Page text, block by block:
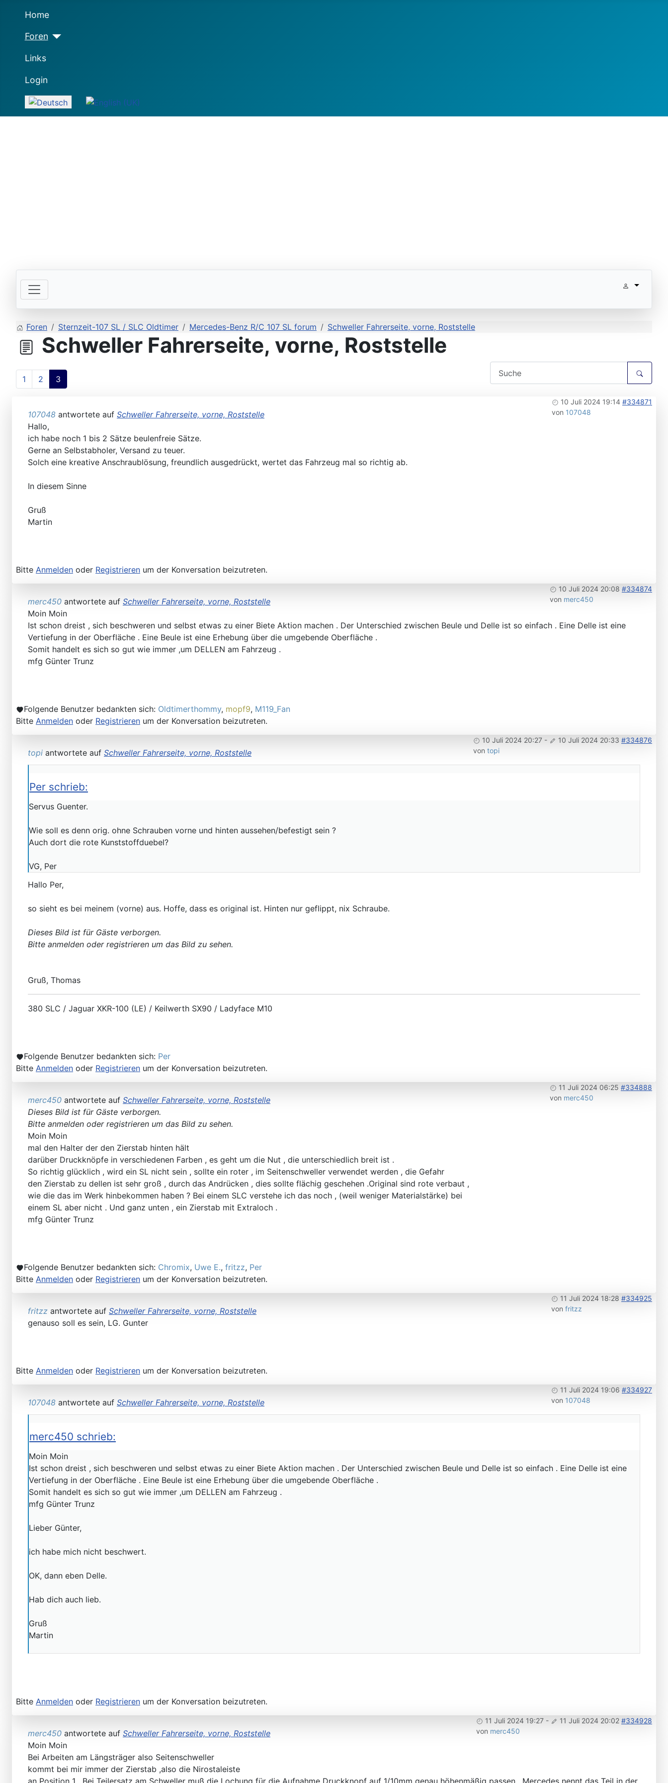
Home
Foren
Links
Login
Sprache auswählen
Workshops 2026 - Hzg & Klima 16.5. Erlangen, D-, KA-, KE-Jetronic über Jetronic.org
Workshop Manual in der SLpedia - leider nur in Englisch
107-Zahlen
Werkstatt Artikel
107er Technik
SL und SLC in jeder Farbe sehen
Find experts around MB 107 SL / SLC
Foren Sternzeit-107 SL / SLC Oldtimer Mercedes-Benz R/C 107 SL forum Schweller Fahrerseite, vorne, Roststelle
Schweller Fahrerseite, vorne, Roststelle
1 2 3
10 Juli 2024 19:14 #334871
von 107048
107048 antwortete auf Schweller Fahrerseite, vorne, Roststelle
Hallo,
ich habe noch 1 bis 2 Sätze beulenfreie Sätze.
Gerne an Selbstabholer, Versand zu teuer.
Solch eine kreative Anschraublösung, freundlich ausgedrückt, wertet das Fahrzeug mal so richtig ab.
In diesem Sinne
Gruß
Martin
Bitte Anmelden oder Registrieren um der Konversation beizutreten.
10 Juli 2024 20:08 #334874
von merc450
merc450 antwortete auf Schweller Fahrerseite, vorne, Roststelle
Moin Moin
Ist schon dreist , sich beschweren und selbst etwas zu einer Biete Aktion machen . Der Unterschied zwischen Beule und Delle ist so einfach . Eine Delle ist eine
Vertiefung in der Oberfläche . Eine Beule ist eine Erhebung über die umgebende Oberfläche .
Somit handelt es sich so gut wie immer ,um DELLEN am Fahrzeug .
mfg Günter Trunz
Folgende Benutzer bedankten sich: Oldtimerthommy, mopf9, M119_Fan
Bitte Anmelden oder Registrieren um der Konversation beizutreten.
10 Juli 2024 20:27 - 10 Juli 2024 20:33 #334876
von topi
topi antwortete auf Schweller Fahrerseite, vorne, Roststelle
Per schrieb:
Servus Guenter.
Wie soll es denn orig. ohne Schrauben vorne und hinten aussehen/befestigt sein ?
Auch dort die rote Kunststoffduebel?
VG, Per
Hallo Per,
so sieht es bei meinem (vorne) aus. Hoffe, dass es original ist. Hinten nur geflippt, nix Schraube.
Dieses Bild ist für Gäste verborgen.
Bitte anmelden oder registrieren um das Bild zu sehen.
Gruß, Thomas
380 SLC / Jaguar XKR-100 (LE) / Keilwerth SX90 / Ladyface M10
Folgende Benutzer bedankten sich: Per
Bitte Anmelden oder Registrieren um der Konversation beizutreten.
11 Juli 2024 06:25 #334888
von merc450
merc450 antwortete auf Schweller Fahrerseite, vorne, Roststelle
Dieses Bild ist für Gäste verborgen.
Bitte anmelden oder registrieren um das Bild zu sehen.
Moin Moin
mal den Halter der den Zierstab hinten hält
darüber Druckknöpfe in verschiedenen Farben , es geht um die Nut , die unterschiedlich breit ist .
So richtig glücklich , wird ein SL nicht sein , sollte ein roter , im Seitenschweller verwendet werden , die Gefahr
den Zierstab zu dellen ist sehr groß , durch das Andrücken , dies sollte flächig geschehen .Original sind rote verbaut ,
wie die das im Werk hinbekommen haben ? Bei einem SLC verstehe ich das noch , (weil weniger Materialstärke) bei
einem SL aber nicht . Und ganz unten , ein Zierstab mit Extraloch .
mfg Günter Trunz
Folgende Benutzer bedankten sich: Chromix, Uwe E., fritzz, Per
Bitte Anmelden oder Registrieren um der Konversation beizutreten.
11 Juli 2024 18:28 #334925
von fritzz
fritzz antwortete auf Schweller Fahrerseite, vorne, Roststelle
genauso soll es sein, LG. Gunter
Bitte Anmelden oder Registrieren um der Konversation beizutreten.
11 Juli 2024 19:06 #334927
von 107048
107048 antwortete auf Schweller Fahrerseite, vorne, Roststelle
merc450 schrieb:
Moin Moin
Ist schon dreist , sich beschweren und selbst etwas zu einer Biete Aktion machen . Der Unterschied zwischen Beule und Delle ist so einfach . Eine Delle ist eine
Vertiefung in der Oberfläche . Eine Beule ist eine Erhebung über die umgebende Oberfläche .
Somit handelt es sich so gut wie immer ,um DELLEN am Fahrzeug .
mfg Günter Trunz
Lieber Günter,
ich habe mich nicht beschwert.
OK, dann eben Delle.
Hab dich auch lieb.
Gruß
Martin
Bitte Anmelden oder Registrieren um der Konversation beizutreten.
11 Juli 2024 19:27 - 11 Juli 2024 20:02 #334928
von merc450
merc450 antwortete auf Schweller Fahrerseite, vorne, Roststelle
Moin Moin
Bei Arbeiten am Längsträger also Seitenschweller
kommt bei mir immer der Zierstab ,also die Nirostaleiste